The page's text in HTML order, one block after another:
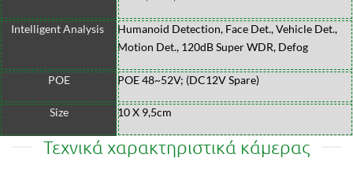
Intelligent Analysis
Humanoid Detection, Face Det., Vehicle Det.,
Motion Det., 120dB Super WDR, Defog
POE POE 48~52V; (DC12V Spare)
Size 10 X 9,5cm
Τεχνικά χαρακτηριστικά κάμερας